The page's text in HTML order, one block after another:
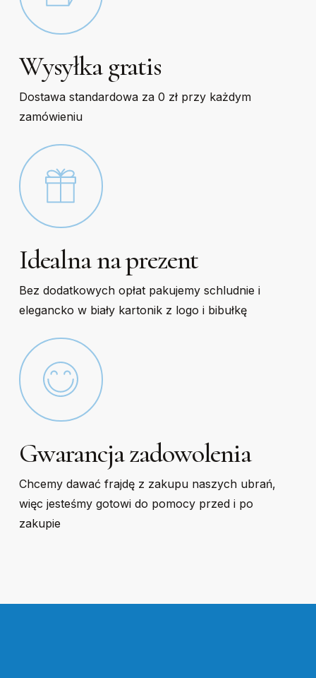
Wysyłka gratis
Dostawa standardowa za 0 zł przy każdym
zamówieniu
Idealna na prezent
Bez dodatkowych opłat pakujemy schludnie i
elegancko w biały kartonik z logo i bibułkę
Gwarancja zadowolenia
Chcemy dawać frajdę z zakupu naszych ubrań,
więc jesteśmy gotowi do pomocy przed i po
zakupie